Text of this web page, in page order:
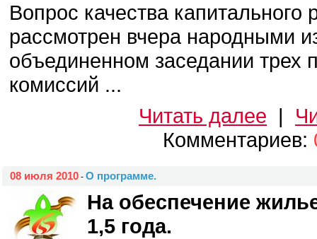
Вопрос качества
рассмотрен вчера народными
объединенном заседании трех
комиссий ...
Читать далее |
Комментариев:
08 июля 2010 - О программе.
На обеспечение
1,5 года.